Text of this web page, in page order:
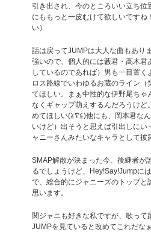
引き出され、今のところいい立ち
にももっと一皮むけて欲しいですね
い）
話は戻ってJUMPは大人な曲もあり
強いので、個人的には藪君・高木君
しているのであれば）男も一目置
ロス路線でいわゆるお蔵のライン
てほしい。まぁ中性的な伊野尾ち
なくギャップ萌えするんだろうけ
めてほしい(≧∇≦)他にも、岡本君な
いけど）出そうと思えば引出しに
ャニーさんみたいなキャラとして
SMAP解散が決まった今、後継者が
るでしょうけど、Hey!Say!Jumpに
で、総合的にジャニーズのトップと
思います。
関ジャニも好きな私ですが、歌って
JUMPを見ていると改めてこれだな